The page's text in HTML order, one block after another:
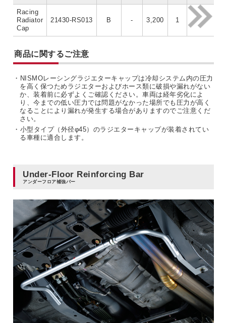
Racing
Radiator
Cap
21430-RS013 B - 3,200 1
商品に関するご注意
・NISMOレーシングラジエターキャップは冷却システム内の圧力
を高く保つためラジエターおよびホース類に破損や漏れがない
か、装着前に必ずよくご確認ください。車両は経年劣化によ
り、今までの低い圧力では問題がなかった場所でも圧力が高く
なることにより漏れが発生する場合がありますのでご注意くだ
さい。
・小型タイプ（外径φ45）のラジエターキャップが装着されてい
る車種に適合します。
Under-Floor Reinforcing Bar
アンダーフロア補強バー